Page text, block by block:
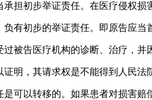
承担初步举证责任。在医疗侵权损
负有初步的举证责任。即原告应当
过被告医疗机构的诊断、治疗，并
证明，其请求权是不能得到人民法
是可以转移的。如果患者对损害赔